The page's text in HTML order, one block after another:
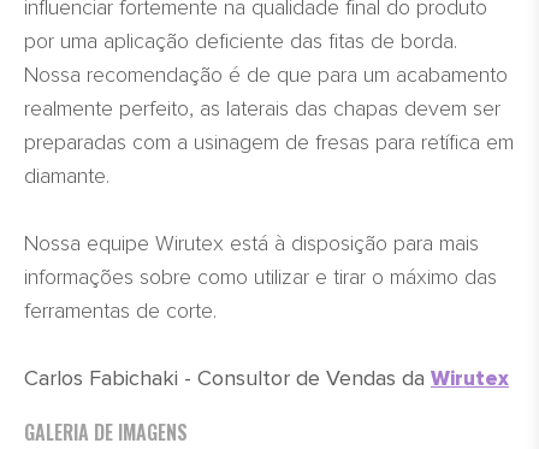
influenciar fortemente na qualidade final do produto
por uma aplicação deficiente das fitas de borda.
Nossa recomendação é de que para um acabamento
realmente perfeito, as laterais das chapas devem ser
preparadas com a usinagem de fresas para retífica em
diamante.
Nossa equipe Wirutex está à disposição para mais
informações sobre como utilizar e tirar o máximo das
ferramentas de corte.
Carlos Fabichaki - Consultor de Vendas da Wirutex
GALERIA DE IMAGENS